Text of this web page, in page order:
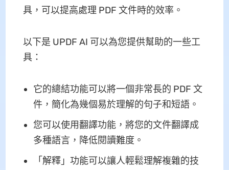
具，可以提高處理 PDF 文件時的效率。
以下是 UPDF AI 可以為您提供幫助的一些工
具：
它的總結功能可以將一個非常長的 PDF 文
件，簡化為幾個易於理解的句子和短語。
您可以使用翻譯功能，將您的文件翻譯成
多種語言，降低閱讀難度。
「解釋」功能可以讓人輕鬆理解複雜的技